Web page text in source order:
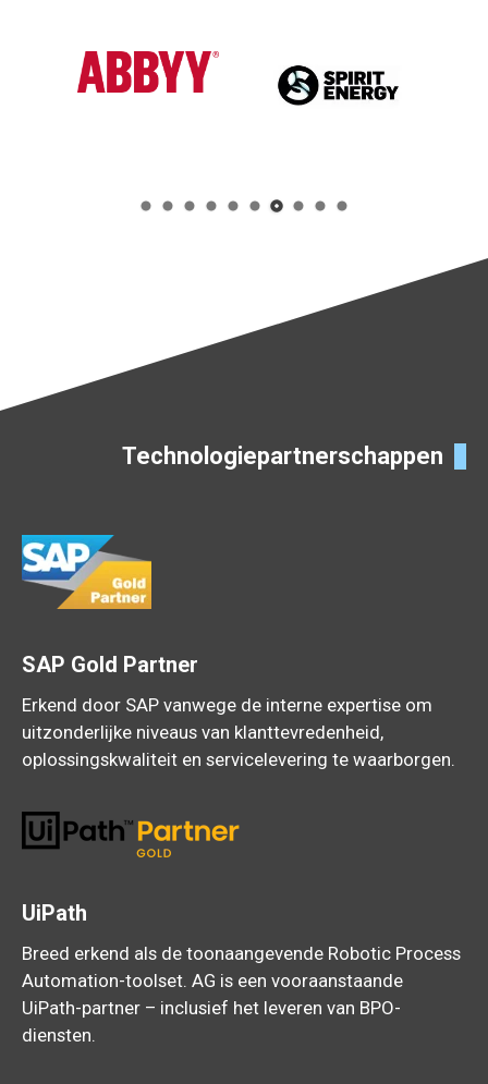
Technologiepartnerschappen
SAP Gold Partner
Erkend door SAP vanwege de interne expertise om
uitzonderlijke niveaus van klanttevredenheid,
oplossingskwaliteit en servicelevering te waarborgen.
UiPath
Breed erkend als de toonaangevende Robotic Process
Automation-toolset. AG is een vooraanstaande
UiPath-partner – inclusief het leveren van BPO-
diensten.